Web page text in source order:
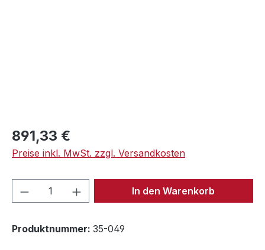
Regulärer Preis:
891,33 €
Preise inkl. MwSt. zzgl. Versandkosten
Produkt Anzahl: Gib denIn den Warenkorb
Produktnummer: 35-049